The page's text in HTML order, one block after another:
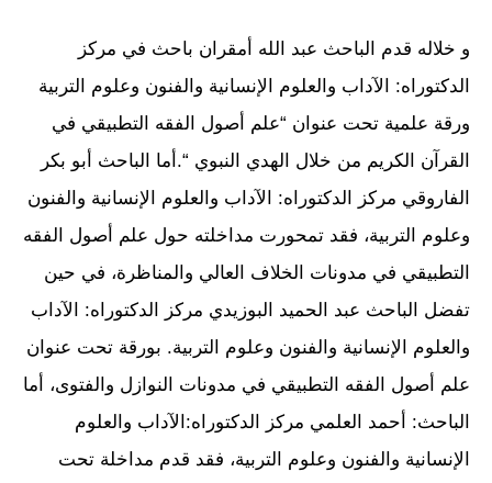
و خلاله قدم الباحث عبد الله أمقران باحث في مركز
الدكتوراه: الآداب والعلوم الإنسانية والفنون وعلوم التربية
ورقة علمية تحت عنوان “علم أصول الفقه التطبيقي في
القرآن الكريم من خلال الهدي النبوي “.أما الباحث أبو بكر
الفاروقي مركز الدكتوراه: الآداب والعلوم الإنسانية والفنون
وعلوم التربية، فقد تمحورت مداخلته حول علم أصول الفقه
التطبيقي في مدونات الخلاف العالي والمناظرة، في حين
تفضل الباحث عبد الحميد البوزيدي مركز الدكتوراه: الآداب
والعلوم الإنسانية والفنون وعلوم التربية. بورقة تحت عنوان
علم أصول الفقه التطبيقي في مدونات النوازل والفتوى، أما
الباحث: أحمد العلمي مركز الدكتوراه:الآداب والعلوم
الإنسانية والفنون وعلوم التربية، فقد قدم مداخلة تحت